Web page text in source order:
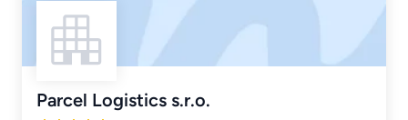
Parcel Logistics s.r.o.